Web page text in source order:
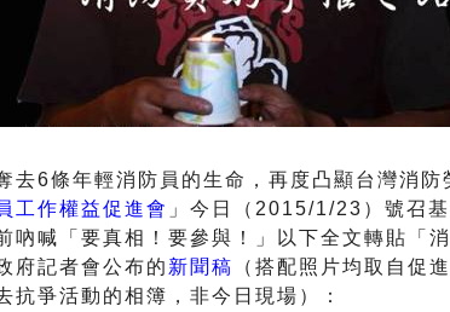
去6條年輕消防員的生命，再度凸顯台灣消防
工作權益促進會 」今日（2015/1/23）號召
吶喊「要真相！要參與！」以下全文轉貼「
府記者會公布的 新聞稿 （搭配照片均取自促
抗爭活動的相簿，非今日現場）：